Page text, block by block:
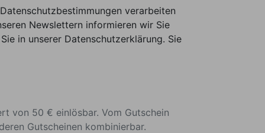
verarbeiten
Newslettern informieren wir Sie
in unserer Datenschutzerklärung. Sie
von 50 € einlösbar. Vom Gutschein
Gutscheinen kombinierbar.